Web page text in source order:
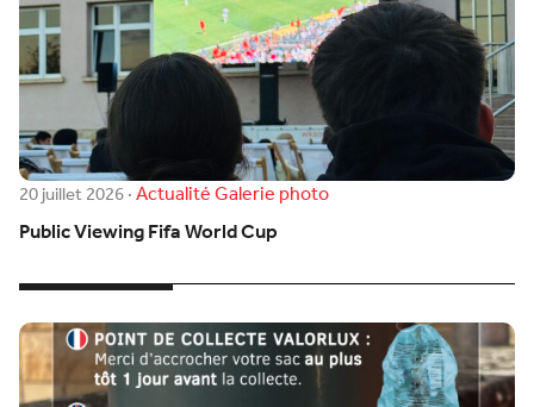
20 juillet 2026·ActualitéGalerie photo
Public Viewing Fifa World Cup